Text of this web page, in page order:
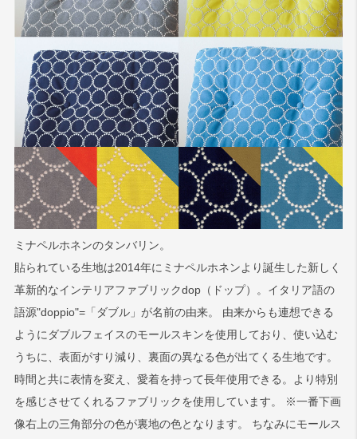
ミナペルホネンのタンバリン。
貼られている生地は2014年にミナペルホネンより誕生した新しく
革新的なインテリアファブリックdop（ドップ）。イタリア語の
語源"doppio"=「ダブル」が名前の由来。 由来からも連想できる
ようにダブルフェイスのモールスキンを使用しており、使い込む
うちに、表面がすり減り、裏面の異なる色が出てくる生地です。
時間と共に表情を変え、愛着を持って長年使用できる。より特別
を感じさせてくれるファブリックを使用しています。 ※一番下画
像右上の三角部分の色が裏地の色となります。 ちなみにモールス